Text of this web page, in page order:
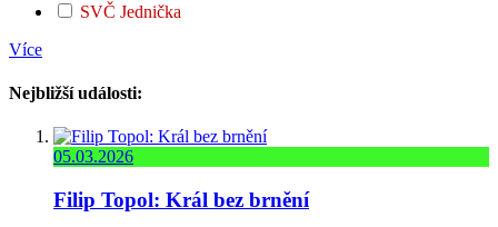
SVČ Jednička
Více
Nejbližší události:
05.03.2026
Filip Topol: Král bez brnění